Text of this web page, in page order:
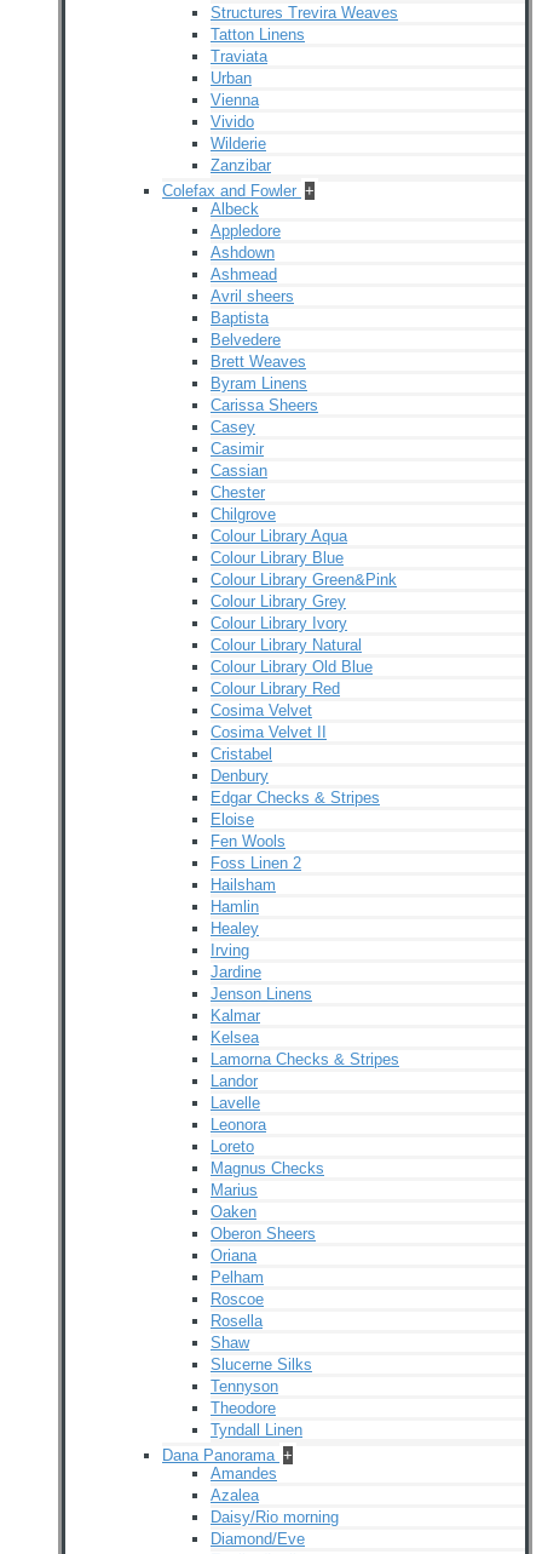
Structures Trevira Weaves
Tatton Linens
Traviata
Urban
Vienna
Vivido
Wilderie
Zanzibar
Colefax and Fowler +
Albeck
Appledore
Ashdown
Ashmead
Avril sheers
Baptista
Belvedere
Brett Weaves
Byram Linens
Carissa Sheers
Casey
Casimir
Cassian
Chester
Chilgrove
Colour Library Aqua
Colour Library Blue
Colour Library Green&Pink
Colour Library Grey
Colour Library Ivory
Colour Library Natural
Colour Library Old Blue
Colour Library Red
Cosima Velvet
Cosima Velvet II
Cristabel
Denbury
Edgar Checks & Stripes
Eloise
Fen Wools
Foss Linen 2
Hailsham
Hamlin
Healey
Irving
Jardine
Jenson Linens
Kalmar
Kelsea
Lamorna Checks & Stripes
Landor
Lavelle
Leonora
Loreto
Magnus Checks
Marius
Oaken
Oberon Sheers
Oriana
Pelham
Roscoe
Rosella
Shaw
Slucerne Silks
Tennyson
Theodore
Tyndall Linen
Dana Panorama +
Amandes
Azalea
Daisy/Rio morning
Diamond/Eve